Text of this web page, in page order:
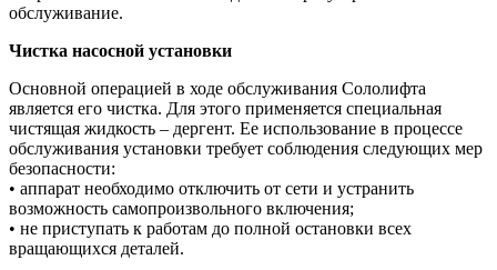
обслуживание.
Чистка насосной установки
Основной операцией в ходе обслуживания Сололифта
является его чистка. Для этого применяется специальная
чистящая жидкость – дергент. Ее использование в процессе
обслуживания установки требует соблюдения следующих мер
безопасности:
• аппарат необходимо отключить от сети и устранить
возможность самопроизвольного включения;
• не приступать к работам до полной остановки всех
вращающихся деталей.